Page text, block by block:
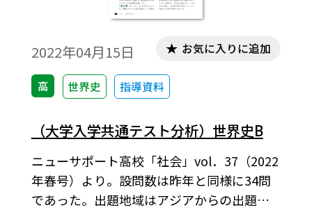
2022年04月15日
高 世界史 指導資料
お気に入りに追加
（大学入学共通テスト分析）世界史B
ニューサポート高校「社会」vol．37（2022
年春号）より。設問数は昨年と同様に34問
であった。出題地域はアジアからの出題が